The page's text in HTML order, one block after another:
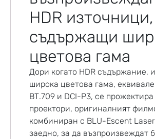
HDR източници,
съдържащи
цветова гама
Дори когато HDR съдържание,
широка цветова гама,
BT.709 и DCI-P3, се
проектори, оригиналният
комбиниран с BLU-Escent
заедно, за да възпроизвеждат